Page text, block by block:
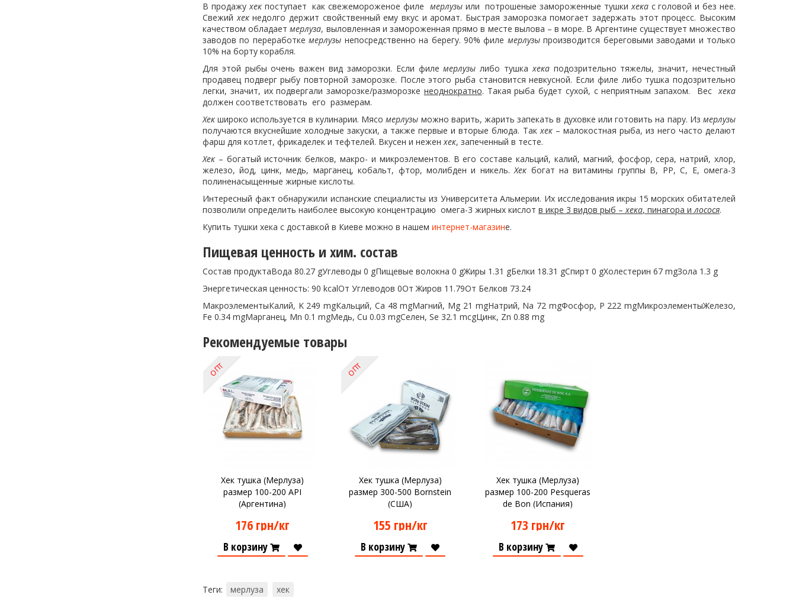
В продажухекпоступает как свежемороженое филе мерлузыили потрошеные замороженные тушкихекас головой и без нее.
Свежийхекнедолго держит свойственный ему вкус и аромат. Быстрая заморозка помогает задержать этот процесс. Высоким
качеством обладаетмерлуза, выловленная и замороженная прямо в месте вылова – в море. В Аргентине существует множество
заводов по переработкемерлузы непосредственно на берегу. 90% филе мерлузыпроизводится береговыми заводами и только
10% на борту корабля.
Для этой рыбы очень важен вид заморозки. Если филемерлузы либо тушкахекаподозрительно тяжелы, значит, нечестный
продавец подверг рыбу повторной заморозке. После этого рыба становится невкусной. Если филе либо тушка подозрительно
легки, значит, их подвергали заморозке/разморозке неоднократно. Такая рыба будет сухой, с неприятным запахом. Весхека
должен соответствовать его размерам.
Хек широко используется в кулинарии. Мясомерлузы можно варить, жарить запекать в духовке или готовить на пару. Измерлузы
получаются вкуснейшие холодные закуски, а также первые и вторые блюда. Такхек– малокостная рыба, из него часто делают
фарш для котлет, фрикаделек и тефтелей. Вкусен и неженхек, запеченный в тесте.
Хек – богатый источник белков, макро- и микроэлементов. В его составе кальций, калий, магний, фосфор, сера, натрий, хлор,
железо, йод, цинк, медь, марганец, кобальт, фтор, молибден и никель.Хек богат на витамины группы В, РР, С, Е, омега-3
полиненасыщенные жирные кислоты.
Интересный факт обнаружили испанские специалисты из Университета Альмерии. Их исследования икры 15 морских обитателей
позволили определить наиболее высокую концентрацию омега-3 жирных кислот в икре 3 видов рыб –хека, пинагора илосося.
Купить тушки хека с доставкой в Киеве можно в нашем интернет-магазине.
Пищевая ценность и хим. состав
Состав продуктаВода 80.27 gУглеводы 0 gПищевые волокна 0 gЖиры 1.31 gБелки 18.31 gСпирт 0 gХолестерин 67 mgЗола 1.3 g
Энергетическая ценность: 90 kcalОт Углеводов 0От Жиров 11.79От Белков 73.24
МакроэлементыКалий, K 249 mgКальций, Ca 48 mgМагний, Mg 21 mgНатрий, Na 72 mgФосфор, P 222 mgМикроэлементыЖелезо,
Fe 0.34 mgМарганец, Mn 0.1 mgМедь, Cu 0.03 mgСелен, Se 32.1 mcgЦинк, Zn 0.88 mg
Рекомендуемые товары
ОПТ
Хек тушка (Мерлуза)
размер 100-200 API
(Аргентина)
176 грн/кг
В корзину
ОПТ
Хек тушка (Мерлуза)
размер 300-500 Bornstein
(США)
155 грн/кг
В корзину
Хек тушка (Мерлуза)
размер 100-200 Pesqueras
de Bon (Испания)
173 грн/кг
В корзину
Теги: мерлуза хек